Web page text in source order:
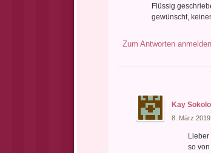
Flüssig
gewünscht,
Zum Antworten anmelden
Kay
8. März
Lieber
so